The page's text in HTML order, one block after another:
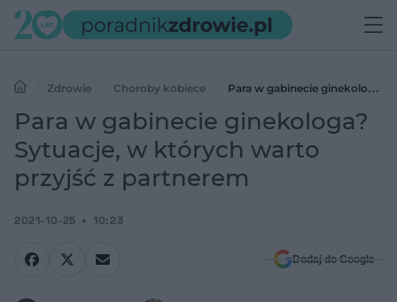
Zdrowie Choroby kobiece
Para w gabinecie ginekologa?
Sytuacje, w których warto przyjść z partnerem
Para w gabinecie ginekologa?
Sytuacje, w których warto
przyjść z partnerem
2021-10-25 10:23
Dodaj do Google